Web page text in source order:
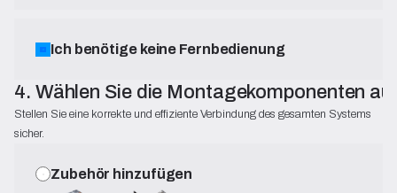
Ich benötige keine Fernbedienung
4. Wählen Sie die Montagekomponenten
Stellen Sie eine korrekte und effiziente Verbindung des gesamten Systems
sicher.
Zubehör hinzufügen